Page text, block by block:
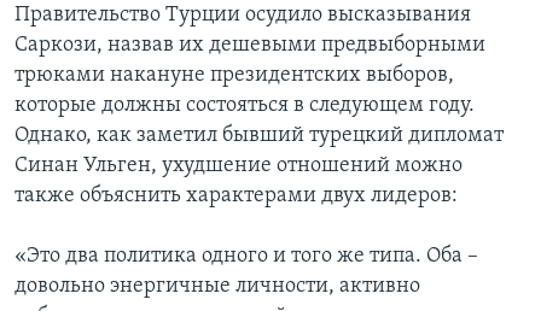
Правительство Турции осудило высказывания
Саркози, назвав их дешевыми предвыборными
трюками накануне президентских выборов,
которые должны состояться в следующем году.
Однако, как заметил бывший турецкий дипломат
Синан Ульген, ухудшение отношений можно
также объяснить характерами двух лидеров:
«Это два политика одного и того же типа. Оба –
довольно энергичные личности, активно